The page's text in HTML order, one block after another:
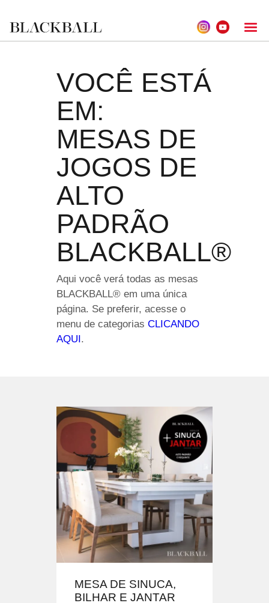
VOCÊ ESTÁ
EM:
MESAS DE
JOGOS DE
ALTO
PADRÃO
BLACKBALL®
Aqui você verá todas as mesas
BLACKBALL® em uma única
página. Se preferir, acesse o
menu de categorias CLICANDO
AQUI.
MESA DE SINUCA,
BILHAR E JANTAR